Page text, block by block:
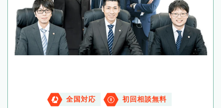
全国対応 初回相談無料